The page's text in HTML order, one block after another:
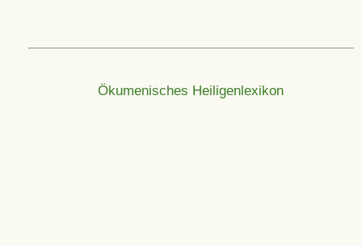
Ökumenisches Heiligenlexikon